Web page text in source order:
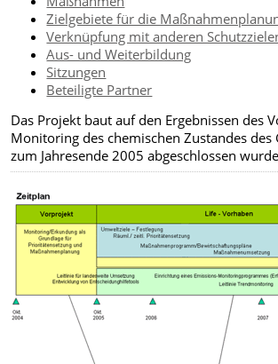
Zielgebiete für die
Verknüpfung mit anderen
Aus- und Weiterbildung
Sitzungen
Beteiligte Partner
Das Projekt baut auf den Ergebnissen des
Monitoring des chemischen Zustandes des
zum Jahresende 2005 abgeschlossen